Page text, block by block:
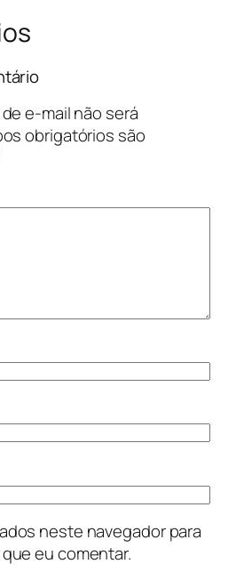
e-mail não será
obrigatórios são
neste navegador para
eu comentar.